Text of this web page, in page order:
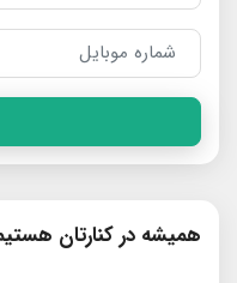
همیشه در کنارتان